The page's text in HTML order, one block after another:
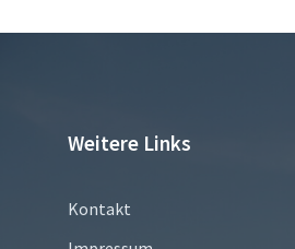
Weitere Links
Kontakt